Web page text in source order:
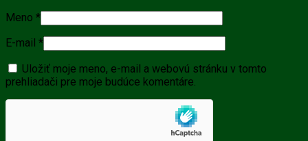
Meno *
E-mail *
Uložiť moje meno, e-mail a webovú stránku v tomto
prehliadači pre moje budúce komentáre.